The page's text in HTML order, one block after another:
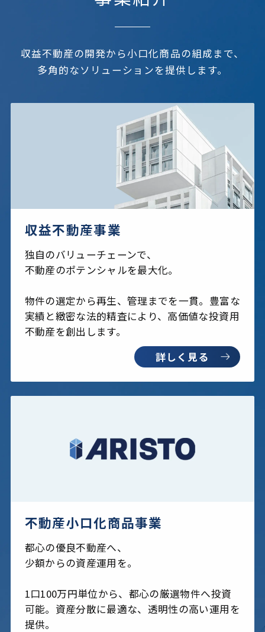
収益不動産の開発から小口化商品の組成まで、
多角的なソリューションを提供します。
収益不動産事業
独自のバリューチェーンで、
不動産のポテンシャルを最大化。
物件の選定から再生、管理までを一貫。豊富な
実績と緻密な法的精査により、高価値な投資用
不動産を創出します。
詳しく見る
不動産小口化商品事業
都心の優良不動産へ、
少額からの資産運用を。
1口100万円単位から、都心の厳選物件へ投資
可能。資産分散に最適な、透明性の高い運用を
提供。